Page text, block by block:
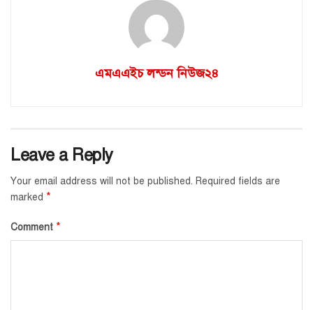
এমএএইচ লন্ডন নিউজ২৪
Leave a Reply
Your email address will not be published. Required fields are
marked *
Comment *